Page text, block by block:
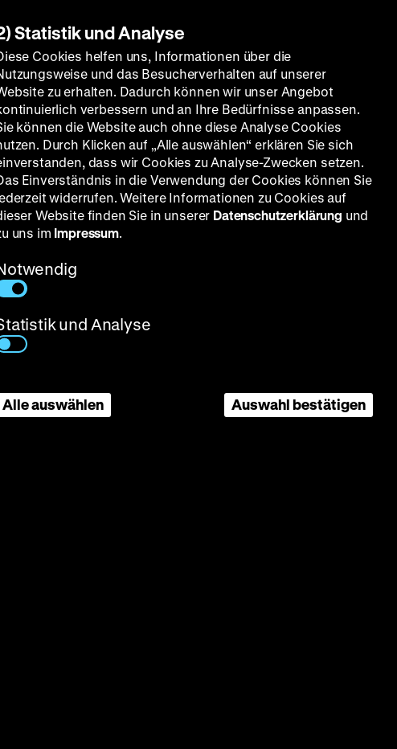
al Haj Ali,
Regie von
in
den
wirken
das
suchen. Er
Jüdin
Vater und
Statistik und Analyse
Cookies helfen uns, Informationen über die
und das Besucherverhalten auf unserer
zu erhalten. Dadurch können wir unser Angebot
verbessern und an Ihre Bedürfnisse anpassen.
können die Website auch ohne diese Analyse Cookies
Durch Klicken auf „Alle auswählen“ erklären Sie sich
dass wir Cookies zu Analyse-Zwecken setzen.
Einverständnis in die Verwendung der Cookies können Sie
widerrufen. Weitere Informationen zu Cookies auf
Website finden Sie in unserer Datenschutzerklärung und
uns im Impressum.
und Analyse
Alle auswählen Auswahl bestätigen